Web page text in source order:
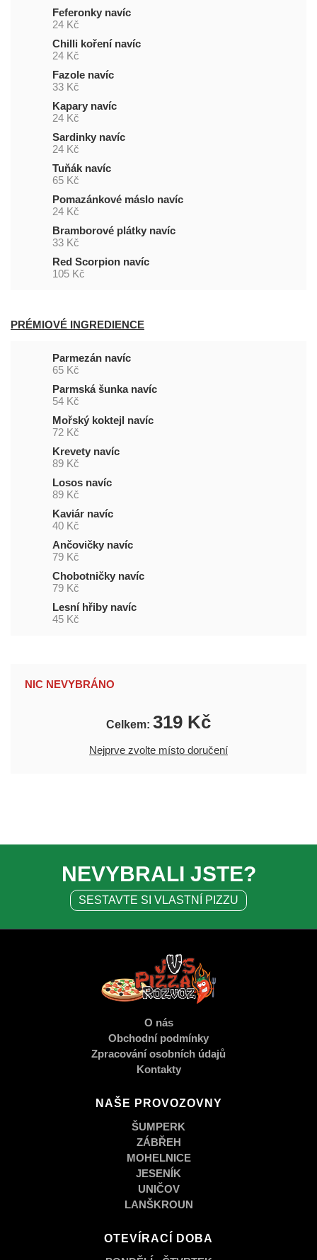
Feferonky navíc
24 Kč
Chilli koření navíc
24 Kč
Fazole navíc
33 Kč
Kapary navíc
24 Kč
Sardinky navíc
24 Kč
Tuňák navíc
65 Kč
Pomazánkové máslo navíc
24 Kč
Bramborové plátky navíc
33 Kč
Red Scorpion navíc
105 Kč
PRÉMIOVÉ INGREDIENCE
Parmezán navíc
65 Kč
Parmská šunka navíc
54 Kč
Mořský koktejl navíc
72 Kč
Krevety navíc
89 Kč
Losos navíc
89 Kč
Kaviár navíc
40 Kč
Ančovičky navíc
79 Kč
Chobotničky navíc
79 Kč
Lesní hřiby navíc
45 Kč
NIC NEVYBRÁNO
Celkem: 319 Kč
Nejprve zvolte místo doručení
NEVYBRALI JSTE?
SESTAVTE SI VLASTNÍ PIZZU
O nás
Obchodní podmínky
Zpracování osobních údajů
Kontakty
NAŠE PROVOZOVNY
ŠUMPERK
ZÁBŘEH
MOHELNICE
JESENÍK
UNIČOV
LANŠKROUN
OTEVÍRACÍ DOBA